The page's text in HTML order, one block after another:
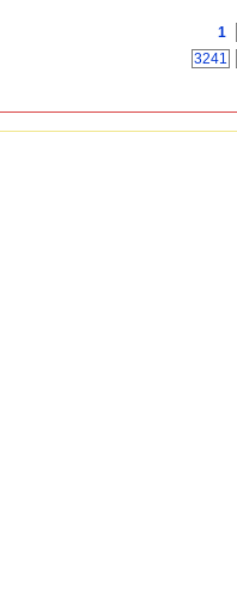
1
3241